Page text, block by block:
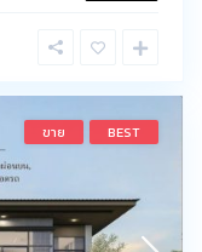
ขาย BEST